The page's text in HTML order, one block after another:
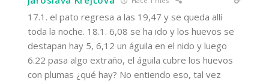
17.1. el pato regresa a las 19,47 y se queda allí
toda la noche. 18.1. 6,08 se ha ido y los huevos se
destapan hay 5, 6,12 un águila en el nido y luego
6.22 pasa algo extraño, el águila cubre los huevos
con plumas ¿qué hay? No entiendo eso, tal vez